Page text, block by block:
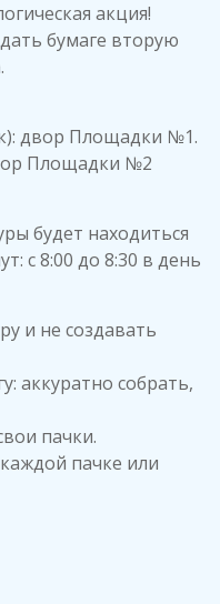
акция!
бумаге вторую
двор Площадки №1.
Площадки №2
будет находиться
с 8:00 до 8:30 в день
и не создавать
аккуратно собрать,
пачки.
пачке или